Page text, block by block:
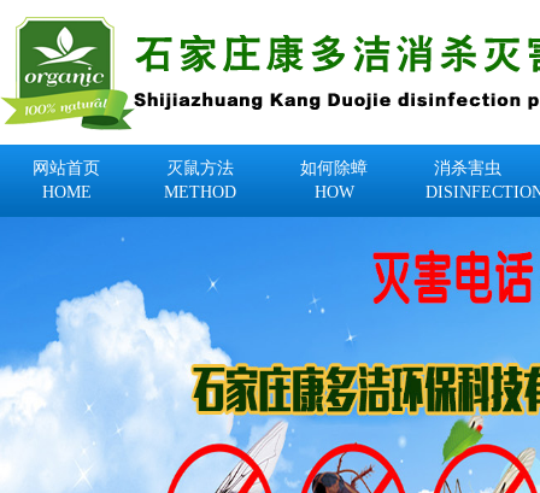
网站首页
HOME
灭鼠方法
METHOD
如何除蟑
HOW
消杀害虫